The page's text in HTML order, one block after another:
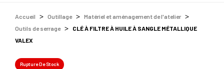
Accueil Outillage
Matériel et aménagement de l'atelier
Outils de serrage
CLÉ À FILTRE À HUILE À SANGLE MÉTALLIQUE
VALEX
Rupture De Stock